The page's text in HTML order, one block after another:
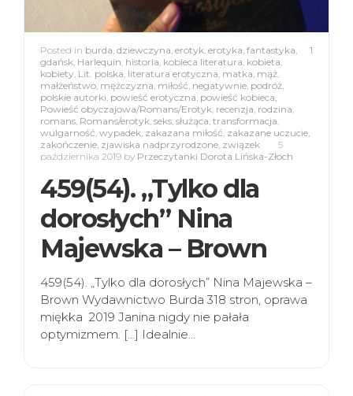
1
Posted in burda, dziewczyna, erotyk, erotyka, fantastyka,
gdańsk, Harlequin, historia, kobieca literatura, kobieta,
kobiety, Lit. polska, literatura erotyczna, matka, mąż,
małżeństwo, mężczyzna, miłość, negatywnie, podróż,
polskie autorki, powieść erotyczna, powieść kobieca,
Powieść obyczajowa/Romans/Erotyk, recenzja, rodzina,
romans, Romans/erotyk, seks, służąca, transformacja,
wulgarność, wypadek, zakazana miłość, zakazane uczucie,
zakończenie, zjawiska nadprzyrodzone, związek
5
października 2019 by Przeczytanki Dorota Lińska-Złoch
459(54). „Tylko dla
dorosłych” Nina
Majewska – Brown
459(54). „Tylko dla dorosłych” Nina Majewska –
Brown Wydawnictwo Burda 318 stron, oprawa
miękka 2019 Janina nigdy nie pałała
optymizmem. […] Idealnie…